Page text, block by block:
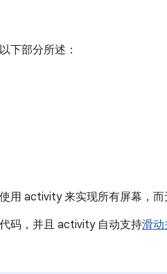
下部分所述：
用 activity 来实现所有屏幕，
码，并且 activity 自动支持滑动